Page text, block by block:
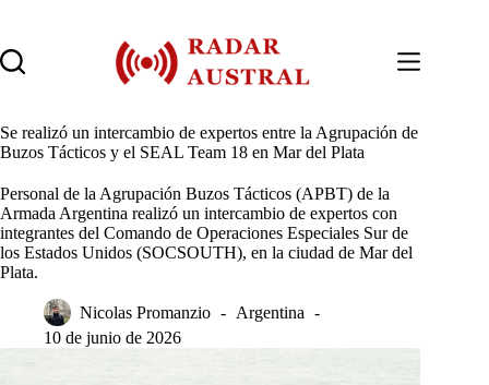
contenido
Se realizó un intercambio de expertos entre la Agrupación de
Buzos Tácticos y el SEAL Team 18 en Mar del Plata
Personal de la Agrupación Buzos Tácticos (APBT) de la
Armada Argentina realizó un intercambio de expertos con
integrantes del Comando de Operaciones Especiales Sur de
los Estados Unidos (SOCSOUTH), en la ciudad de Mar del
Plata.
Nicolas Promanzio
Argentina
10 de junio de 2026